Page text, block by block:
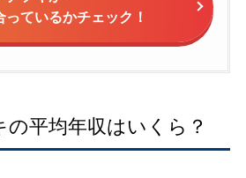
っているかチェック！
平均年収はいくら？